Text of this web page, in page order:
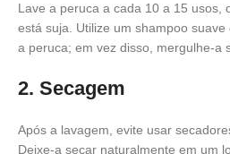
Lave a peruca a cada 10 a 15 usos,
está suja. Utilize um shampoo
a peruca; em vez disso, mergulhe-a
2. Secagem
Após a lavagem, evite usar
Deixe-a secar naturalmente em um